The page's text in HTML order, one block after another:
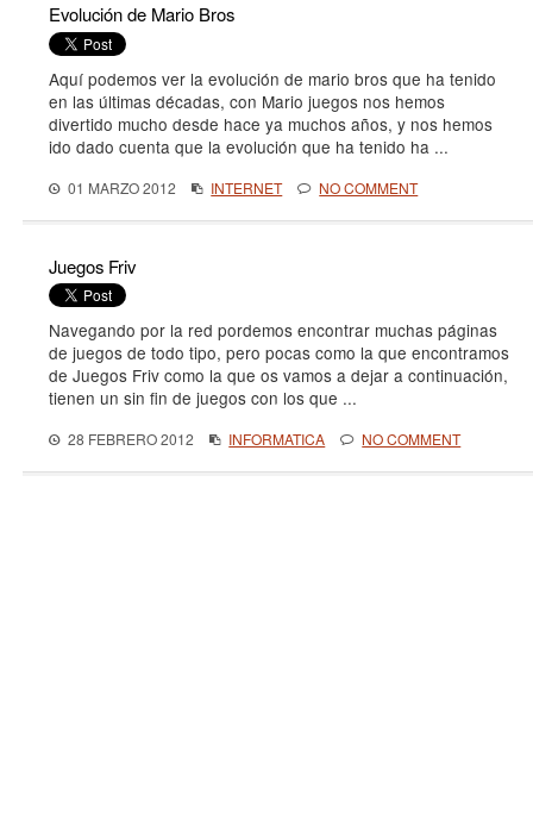
Evolución de Mario Bros
Aquí podemos ver la evolución de mario bros que ha tenido
en las últimas décadas, con Mario juegos nos hemos
divertido mucho desde hace ya muchos años, y nos hemos
ido dado cuenta que la evolución que ha tenido ha ...
01 MARZO 2012 INTERNET NO COMMENT
Juegos Friv
Navegando por la red pordemos encontrar muchas páginas
de juegos de todo tipo, pero pocas como la que encontramos
de Juegos Friv como la que os vamos a dejar a continuación,
tienen un sin fin de juegos con los que ...
28 FEBRERO 2012 INFORMATICA NO COMMENT